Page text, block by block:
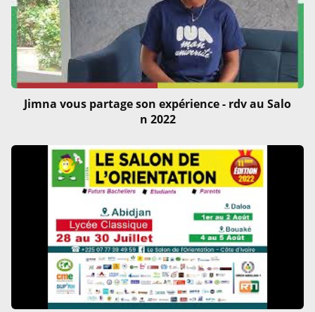
Jimna vous partage son expérience - rdv au Salo
n 2022